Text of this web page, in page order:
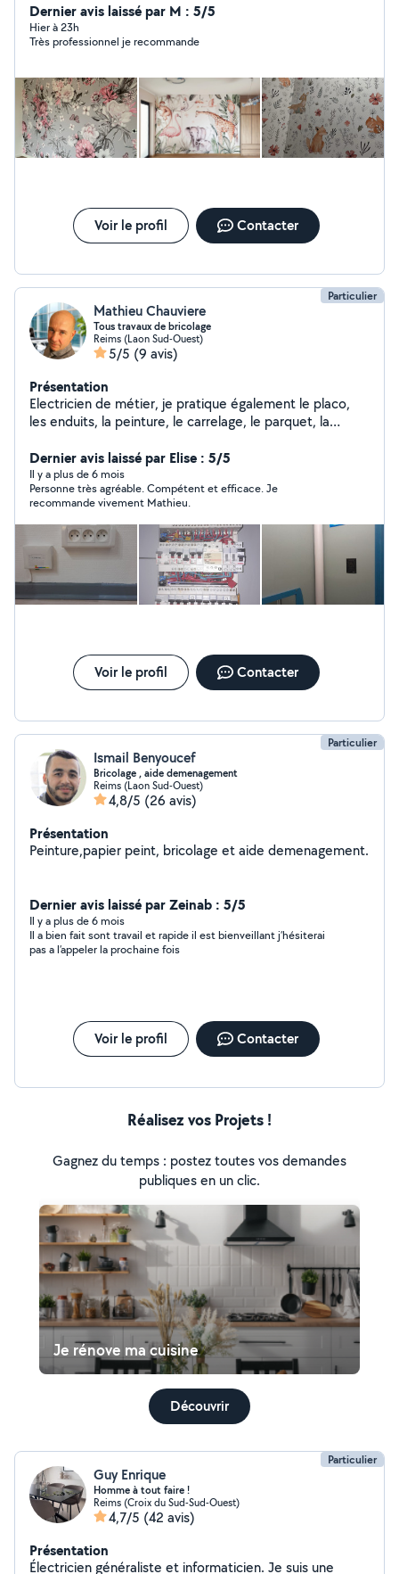
interieur et exterieur ainsi que le manoeuvre. Merci
Dernier avis laissé par M : 5/5
Hier à 23h
Très professionnel je recommande
Voir le profil Contacter
Particulier
Mathieu Chauviere
Tous travaux de bricolage
Reims (Laon Sud-Ouest)
5/5 (9 avis)
Présentation
Electricien de métier, je pratique également le placo,
les enduits, la peinture, le carrelage, le parquet, la
outillé et disponible, je saurai m'adapter pour mener à
bien vos projets.
Dernier avis laissé par Elise : 5/5
Il y a plus de 6 mois
Personne très agréable. Compétent et efficace. Je
recommande vivement Mathieu.
Voir le profil Contacter
Particulier
Ismail Benyoucef
Bricolage , aide demenagement
Reims (Laon Sud-Ouest)
4,8/5 (26 avis)
Présentation
Peinture,papier peint, bricolage et aide demenagement.
Dernier avis laissé par Zeinab : 5/5
Il y a plus de 6 mois
Il a bien fait sont travail et rapide il est bienveillant j’hésiterai
pas a l’appeler la prochaine fois
Voir le profil Contacter
Réalisez vos Projets !
Gagnez du temps : postez toutes vos demandes
publiques en un clic.
Je rénove ma cuisine
Découvrir
Particulier
Guy Enrique
Homme à tout faire !
Reims (Croix du Sud-Sud-Ouest)
4,7/5 (42 avis)
Présentation
Électricien généraliste et informaticien. Je suis une